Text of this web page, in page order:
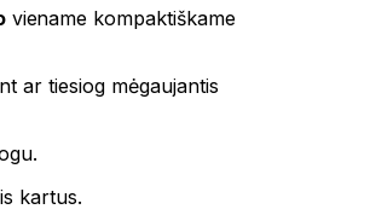
viename kompaktiškame
ar tiesiog mėgaujantis
kartus.